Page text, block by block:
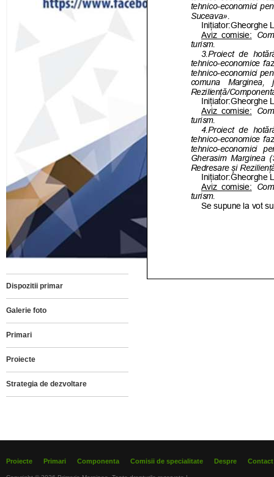
Dispozitii primar
Galerie foto
Primari
Proiecte
Strategia de dezvoltare
Proiecte Primari Componenta Comisii de specialitate Despre Contact